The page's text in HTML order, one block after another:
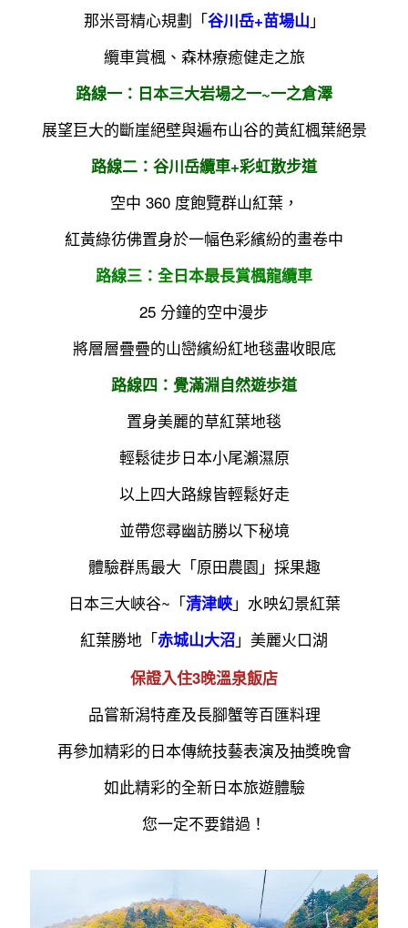
那米哥精心規劃「谷川岳+苗場山 」
纜車賞楓、森林療癒健走之旅
路線一：日本三大岩場之一~一之倉澤
展望巨大的斷崖絕壁與遍布山谷的黃紅楓葉絕景
路線二：谷川岳纜車+彩虹散步道
空中 360 度飽覽群山紅葉，
紅黃綠彷佛置身於一幅色彩繽紛的畫卷中
路線三：全日本最長賞楓龍纜車
25 分鐘的空中漫步
將層層疊疊的山巒繽紛紅地毯盡收眼底
路線四：覺滿淵自然遊歩道
置身美麗的草紅葉地毯
輕鬆徒步日本小尾瀨濕原
以上四大路線皆輕鬆好走
並帶您尋幽訪勝以下秘境
體驗群馬最大「原田農園」採果趣
日本三大峽谷~「清津峽」水映幻景紅葉
紅葉勝地「赤城山大沼」美麗火口湖
保證入住3晚溫泉飯店
品嘗新潟特產及長腳蟹等百匯料理
再參加精彩的日本傳統技藝表演及抽獎晚會
如此精彩的全新日本旅遊體驗
您一定不要錯過！